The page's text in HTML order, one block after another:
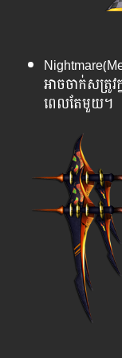
អាចចាក់សត្រូ
ពេលតែមួយ។